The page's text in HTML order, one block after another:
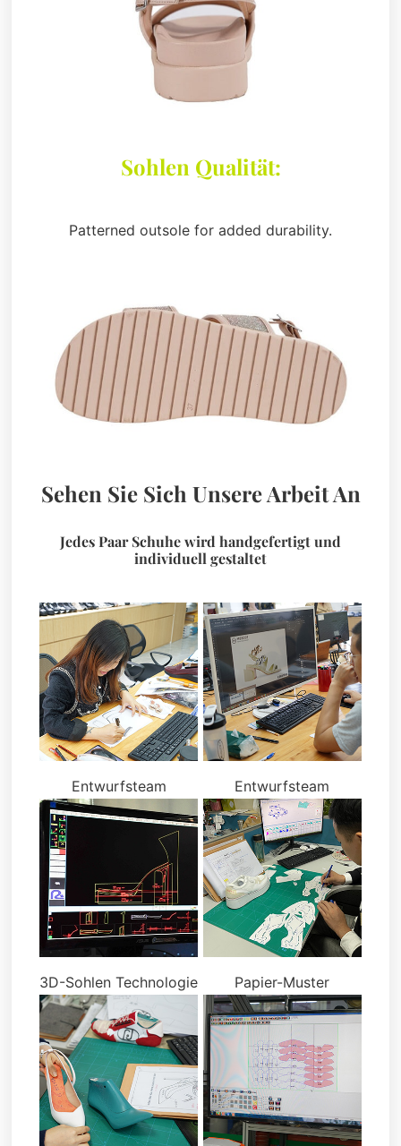
Sohlen Qualität:
Patterned outsole for added durability.
Sehen Sie Sich Unsere Arbeit An
Jedes Paar Schuhe wird handgefertigt und
individuell gestaltet
Entwurfsteam Entwurfsteam
3D-Sohlen Technologie Papier-Muster